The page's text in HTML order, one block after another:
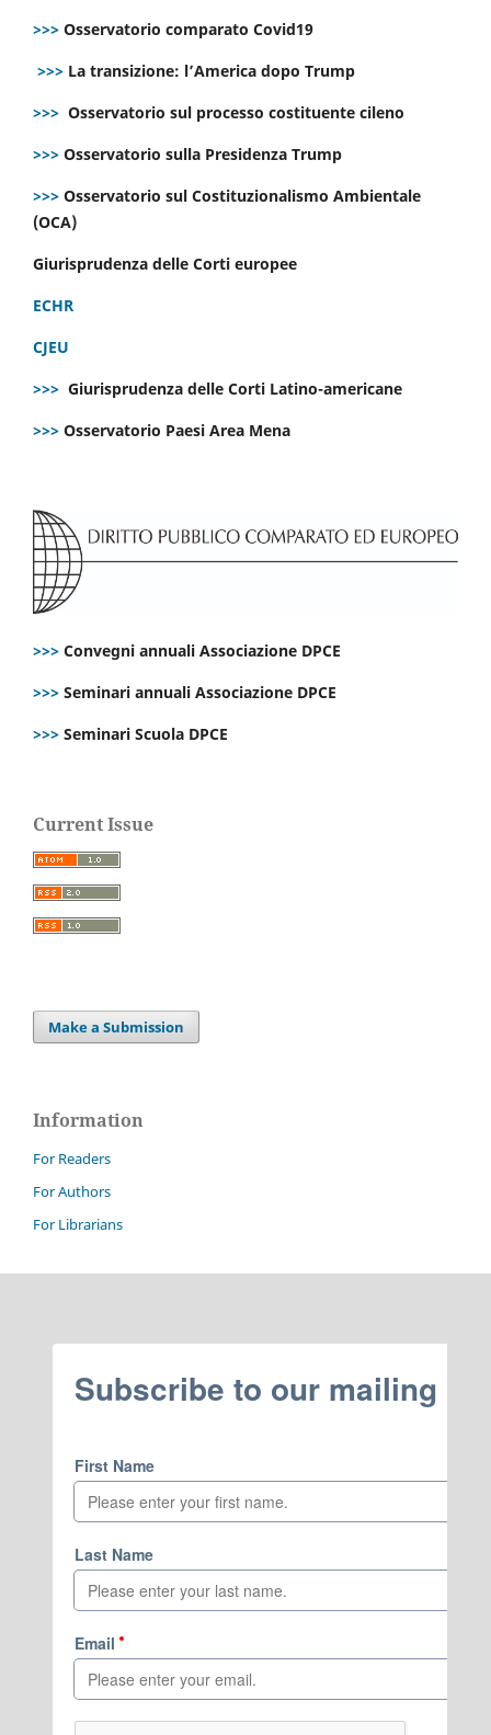
>>> Osservatorio comparato Covid19
>>> La transizione: l’America dopo Trump
>>> Osservatorio sul processo costituente cileno
>>> Osservatorio sulla Presidenza Trump
>>> Osservatorio sul Costituzionalismo Ambientale
(OCA)
Giurisprudenza delle Corti europee
ECHR
CJEU
>>> Giurisprudenza delle Corti Latino-americane
>>> Osservatorio Paesi Area Mena
>>> Convegni annuali Associazione DPCE
>>> Seminari annuali Associazione DPCE
>>> Seminari Scuola DPCE
Current Issue
Make a Submission
Information
For Readers
For Authors
For Librarians